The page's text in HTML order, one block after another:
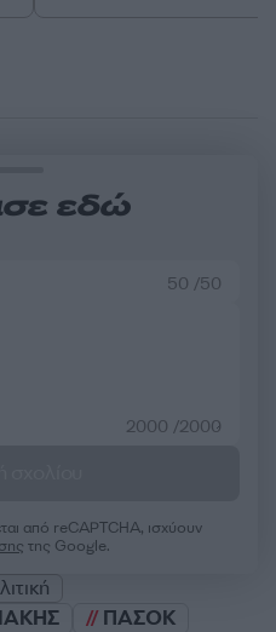
εδώ
50 /50
2000 /2000
από reCAPTCHA, ισχύουν
της Google.
ΠΑΣΟΚ